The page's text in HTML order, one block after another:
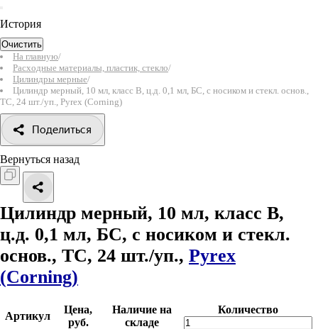
История
Очистить
На главную/
Расходные материалы, пластик, стекло/
Цилиндры мерные/
Цилиндр мерный, 10 мл, класс B, ц.д. 0,1 мл, БС, с носиком и стекл. основ.,
TC, 24 шт./уп., Pyrex (Corning)
Поделиться
Вернуться назад
Цилиндр мерный, 10 мл, класс B,
ц.д. 0,1 мл, БС, с носиком и стекл.
основ., TC, 24 шт./уп., Pyrex
(Corning)
Артикул
Цена,
руб.
Наличие на
складе
Количество